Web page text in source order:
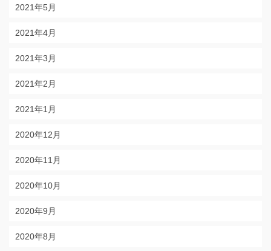
2021年5月
2021年4月
2021年3月
2021年2月
2021年1月
2020年12月
2020年11月
2020年10月
2020年9月
2020年8月